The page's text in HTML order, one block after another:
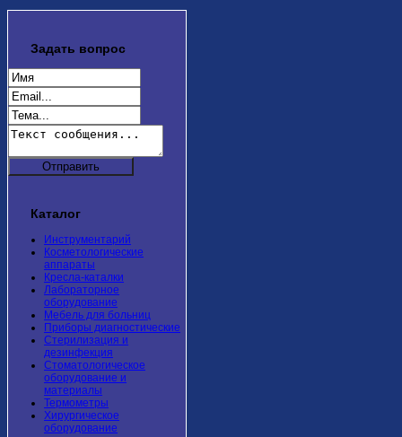
Задать вопрос
Каталог
Инструментарий
Косметологические
аппараты
Кресла-каталки
Лабораторное
оборудование
Мебель для больниц
Приборы диагностические
Стерилизация и
дезинфекция
Стоматологическое
оборудование и
материалы
Термометры
Хирургическое
оборудование